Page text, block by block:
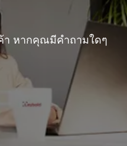
า หากคุณมีคําถามใดๆ